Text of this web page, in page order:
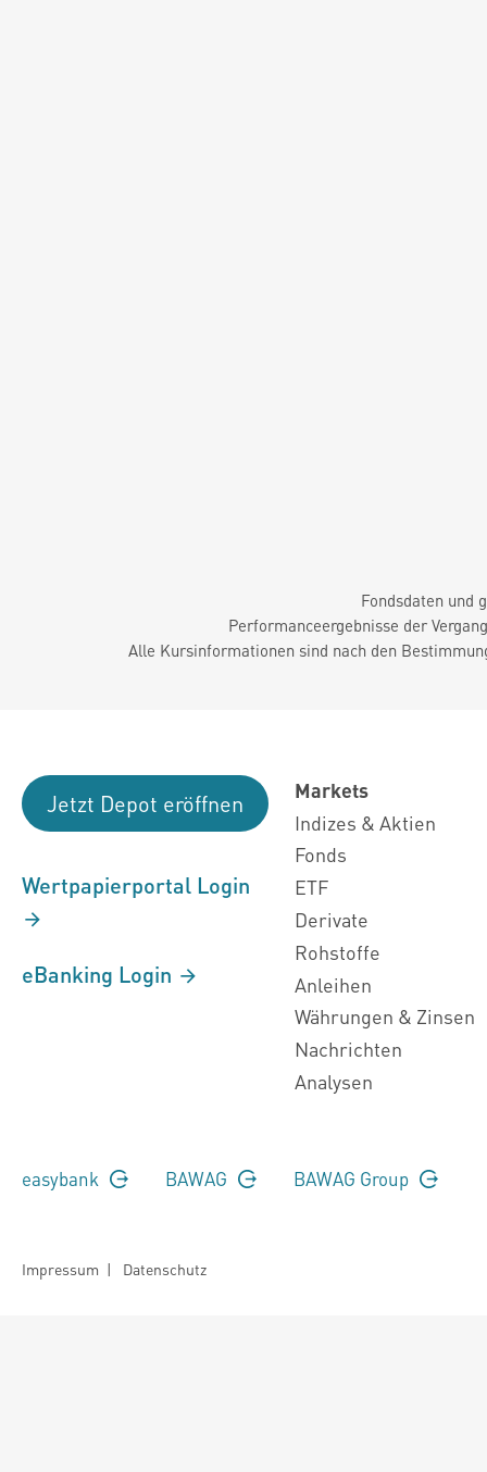
Fondsdaten und
Performanceergebnisse der
Alle Kursinformationen sind nach den
Jetzt Depot eröffnen
Wertpapierportal Login
eBanking Login
Markets
Indizes & Aktien
Fonds
ETF
Derivate
Rohstoffe
Anleihen
Währungen & Zinsen
Nachrichten
Analysen
easybank BAWAG BAWAG Group
Impressum | Datenschutz